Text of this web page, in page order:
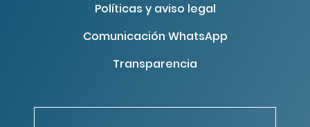
Políticas y aviso legal
Comunicación WhatsApp
Transparencia